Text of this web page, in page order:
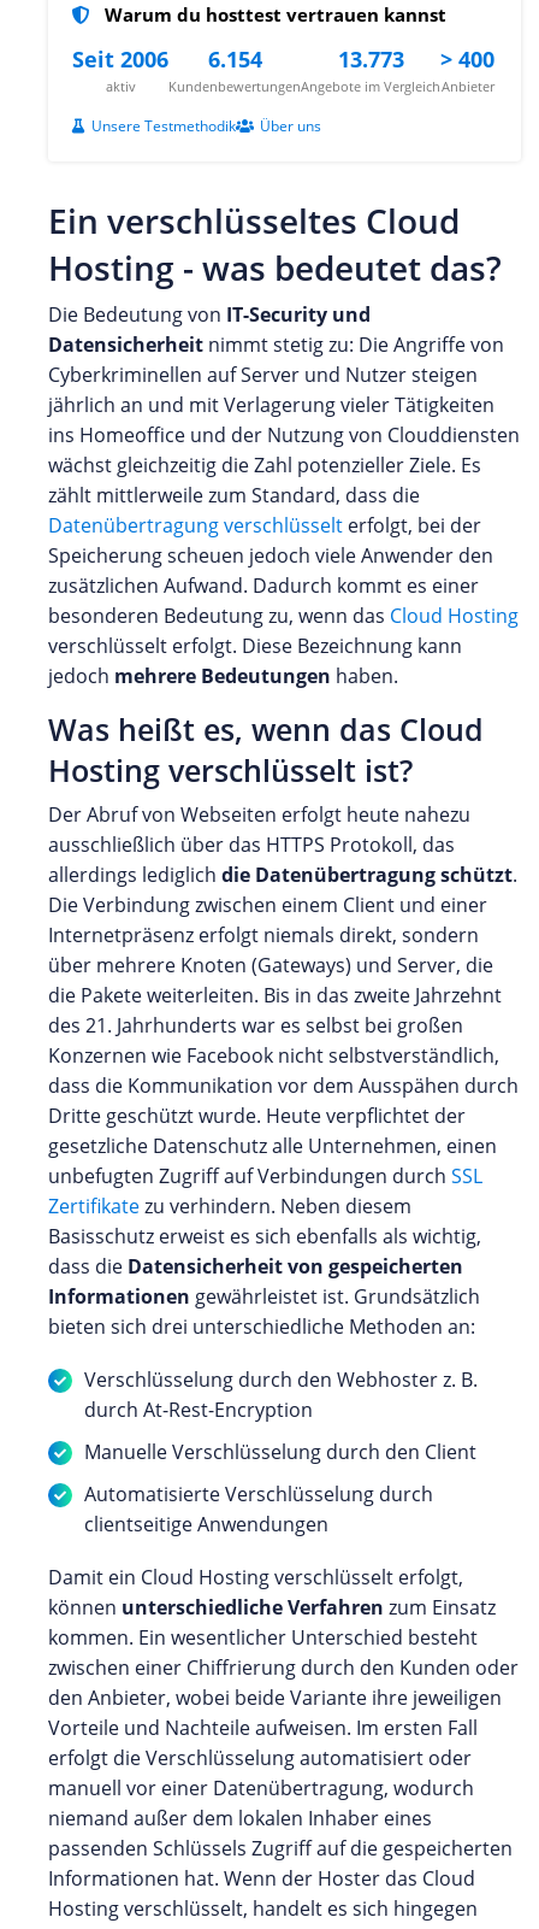
Warum du hosttest vertrauen kannst
Seit 2006
aktiv
6.154
Kundenbewertungen
13.773
Angebote im Vergleich
> 400
Anbieter
Unsere Testmethodik Über uns
Ein verschlüsseltes Cloud
Hosting - was bedeutet das?
Die Bedeutung von IT-Security und
Datensicherheit nimmt stetig zu: Die Angriffe von
Cyberkriminellen auf Server und Nutzer steigen
jährlich an und mit Verlagerung vieler Tätigkeiten
ins Homeoffice und der Nutzung von Clouddiensten
wächst gleichzeitig die Zahl potenzieller Ziele. Es
zählt mittlerweile zum Standard, dass die
Datenübertragung verschlüsselt erfolgt, bei der
Speicherung scheuen jedoch viele Anwender den
zusätzlichen Aufwand. Dadurch kommt es einer
besonderen Bedeutung zu, wenn das Cloud Hosting
verschlüsselt erfolgt. Diese Bezeichnung kann
jedoch mehrere Bedeutungen haben.
Was heißt es, wenn das Cloud
Hosting verschlüsselt ist?
Der Abruf von Webseiten erfolgt heute nahezu
ausschließlich über das HTTPS Protokoll, das
allerdings lediglich die Datenübertragung schützt.
Die Verbindung zwischen einem Client und einer
Internetpräsenz erfolgt niemals direkt, sondern
über mehrere Knoten (Gateways) und Server, die
die Pakete weiterleiten. Bis in das zweite Jahrzehnt
des 21. Jahrhunderts war es selbst bei großen
Konzernen wie Facebook nicht selbstverständlich,
dass die Kommunikation vor dem Ausspähen durch
Dritte geschützt wurde. Heute verpflichtet der
gesetzliche Datenschutz alle Unternehmen, einen
unbefugten Zugriff auf Verbindungen durch SSL
Zertifikatezu verhindern. Neben diesem
Basisschutz erweist es sich ebenfalls als wichtig,
dass die Datensicherheit von gespeicherten
Informationen gewährleistet ist. Grundsätzlich
bieten sich drei unterschiedliche Methoden an:
Verschlüsselung durch den Webhoster z. B.
durch At-Rest-Encryption
Manuelle Verschlüsselung durch den Client
Automatisierte Verschlüsselung durch
clientseitige Anwendungen
Damit ein Cloud Hosting verschlüsselt erfolgt,
können unterschiedliche Verfahren zum Einsatz
kommen. Ein wesentlicher Unterschied besteht
zwischen einer Chiffrierung durch den Kunden oder
den Anbieter, wobei beide Variante ihre jeweiligen
Vorteile und Nachteile aufweisen. Im ersten Fall
erfolgt die Verschlüsselung automatisiert oder
manuell vor einer Datenübertragung, wodurch
niemand außer dem lokalen Inhaber eines
passenden Schlüssels Zugriff auf die gespeicherten
Informationen hat. Wenn der Hoster das Cloud
Hosting verschlüsselt, handelt es sich hingegen